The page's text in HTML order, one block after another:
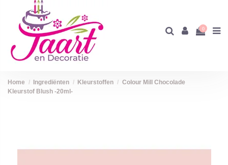
0
Home Ingrediënten Kleurstoffen
Colour Mill Chocolade
Kleurstof Blush -20ml-